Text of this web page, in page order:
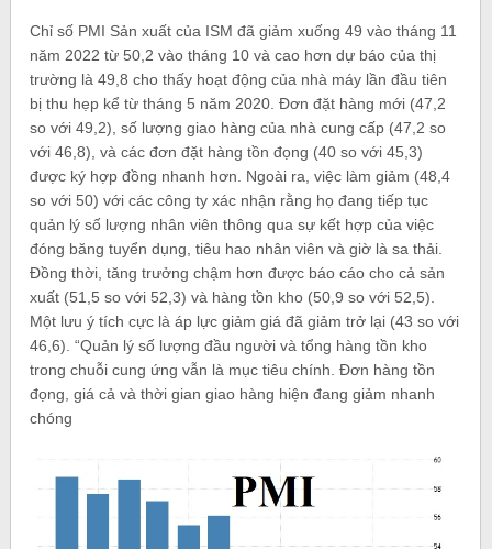
Chỉ số PMI Sản xuất của ISM đã giảm xuống 49 vào tháng 11
năm 2022 từ 50,2 vào tháng 10 và cao hơn dự báo của thị
trường là 49,8 cho thấy hoạt động của nhà máy lần đầu tiên
bị thu hẹp kể từ tháng 5 năm 2020. Đơn đặt hàng mới (47,2
so với 49,2), số lượng giao hàng của nhà cung cấp (47,2 so
với 46,8), và các đơn đặt hàng tồn đọng (40 so với 45,3)
được ký hợp đồng nhanh hơn. Ngoài ra, việc làm giảm (48,4
so với 50) với các công ty xác nhận rằng họ đang tiếp tục
quản lý số lượng nhân viên thông qua sự kết hợp của việc
đóng băng tuyển dụng, tiêu hao nhân viên và giờ là sa thải.
Đồng thời, tăng trưởng chậm hơn được báo cáo cho cả sản
xuất (51,5 so với 52,3) và hàng tồn kho (50,9 so với 52,5).
Một lưu ý tích cực là áp lực giảm giá đã giảm trở lại (43 so với
46,6). “Quản lý số lượng đầu người và tổng hàng tồn kho
trong chuỗi cung ứng vẫn là mục tiêu chính. Đơn hàng tồn
đọng, giá cả và thời gian giao hàng hiện đang giảm nhanh
chóng